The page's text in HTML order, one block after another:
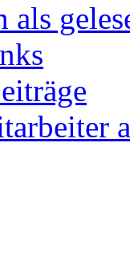
als